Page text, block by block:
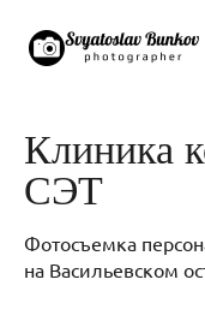
Клиника
СЭТ
Фотосъемка
на Васильевском